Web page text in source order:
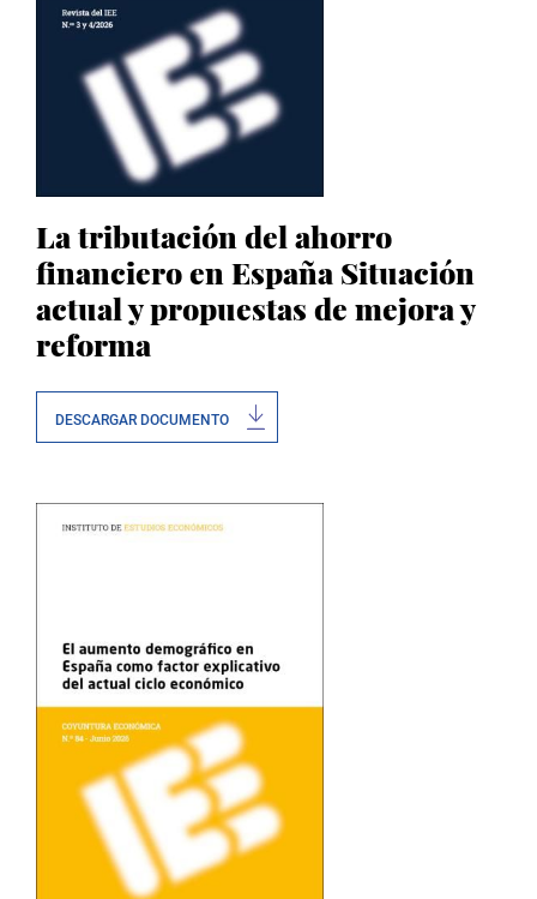
La tributación del ahorro
financiero en España Situación
actual y propuestas de mejora y
reforma
DESCARGAR DOCUMENTO